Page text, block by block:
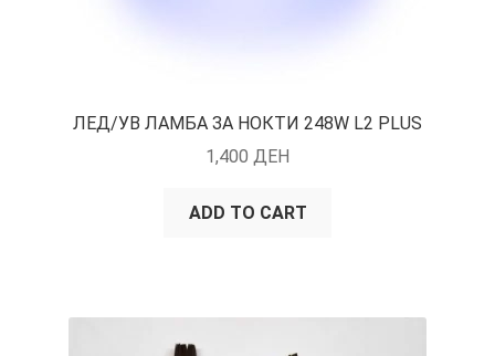
ЛЕД/УВ ЛАМБА ЗА НОКТИ 248W L2 PLUS
1,400 ДЕН
ADD TO CART